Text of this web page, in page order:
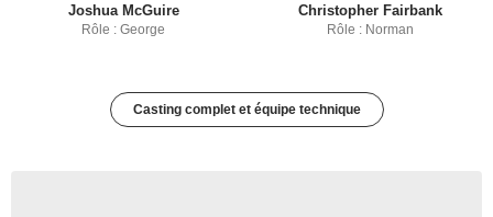
Joshua McGuire
Rôle : George
Christopher Fairbank
Rôle : Norman
Casting complet et équipe technique